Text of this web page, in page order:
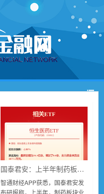
国泰君安：上半年制药板块分化 创新龙头改善趋势显著
智通财经APP获悉，国泰君安发